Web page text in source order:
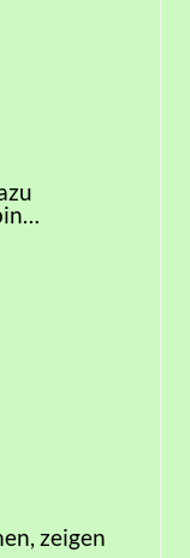
zeigen